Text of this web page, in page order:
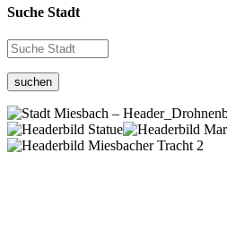
Suche Stadt
suchen